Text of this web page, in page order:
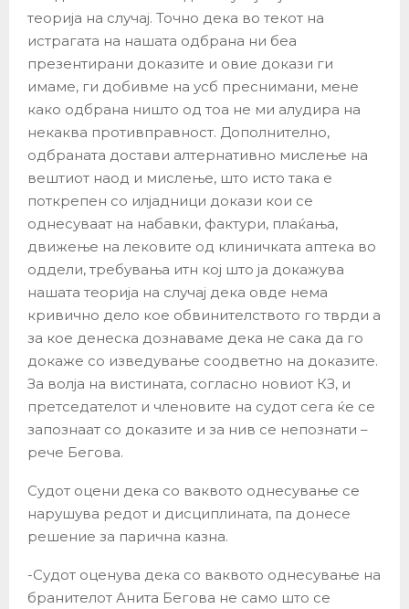
теорија на случај. Точно дека во текот на
истрагата на нашата одбрана ни беа
презентирани доказите и овие докази ги
имаме, ги добивме на усб преснимани, мене
како одбрана ништо од тоа не ми алудира на
некаква противправност. Дополнително,
одбраната достави алтернативно мислење на
вештиот наод и мислење, што исто така е
поткрепен со илјадници докази кои се
однесуваат на набавки, фактури, плаќања,
движење на лековите од клиничката аптека во
оддели, требувања итн кој што ја докажува
нашата теорија на случај дека овде нема
кривично дело кое обвинителството го тврди а
за кое денеска дознаваме дека не сака да го
докаже со изведување соодветно на доказите.
За волја на вистината, согласно новиот КЗ, и
претседателот и членовите на судот сега ќе се
запознаат со доказите и за нив се непознати –
рече Бегова.
Судот оцени дека со ваквото однесување се
нарушува редот и дисциплината, па донесе
решение за парична казна.
-Судот оценува дека со ваквото однесување на
бранителот Анита Бегова не само што се